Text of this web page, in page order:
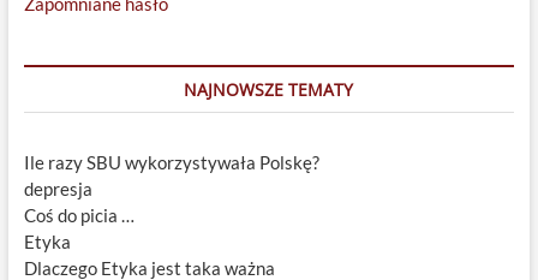
NAJNOWSZE TEMATY
Ile razy SBU wykorzystywała Polskę?
depresja
Coś do picia …
Etyka
Dlaczego Etyka jest taka ważna